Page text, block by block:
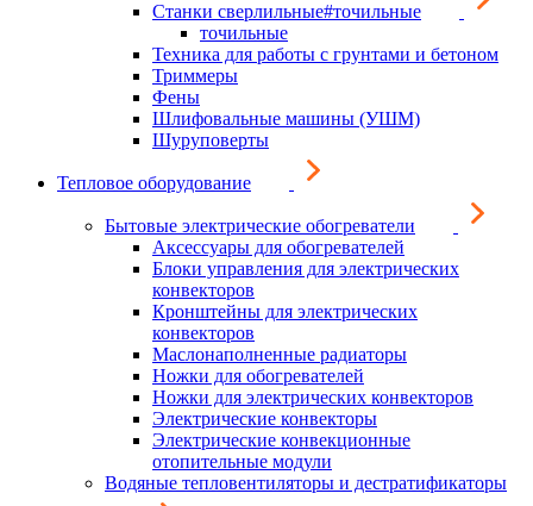
Станки сверлильные#точильные
точильные
Техника для работы с грунтами и бетоном
Триммеры
Фены
Шлифовальные машины (УШМ)
Шуруповерты
Тепловое оборудование
Бытовые электрические обогреватели
Аксессуары для обогревателей
Блоки управления для электрических
конвекторов
Кронштейны для электрических
конвекторов
Маслонаполненные радиаторы
Ножки для обогревателей
Ножки для электрических конвекторов
Электрические конвекторы
Электрические конвекционные
отопительные модули
Водяные тепловентиляторы и дестратификаторы